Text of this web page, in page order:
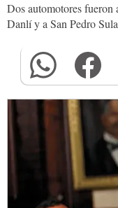
Dos automotores fueron
Danlí y a San Pedro